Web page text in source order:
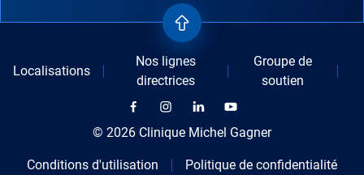
© 2026 Clinique Michel Gagner
Conditions d'utilisation Politique de confidentialité
Localisations
Nos lignes
directrices
Groupe de
soutien